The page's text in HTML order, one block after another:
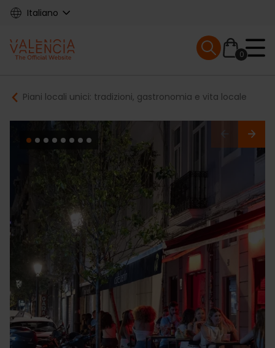
Skip
content
Italiano
Main
navigation
0
Mobile menu
Breadcrumb
Piani locali unici: tradizioni, gastronomia e vita locale